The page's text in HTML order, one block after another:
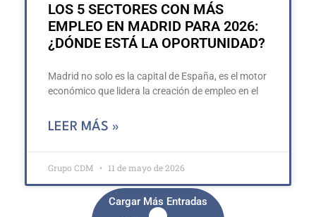
LOS 5 SECTORES CON MÁS
EMPLEO EN MADRID PARA 2026:
¿DÓNDE ESTÁ LA OPORTUNIDAD?
Madrid no solo es la capital de España, es el motor
económico que lidera la creación de empleo en el
LEER MÁS »
Grupo CDM 11 de mayo de 2026
Cargar Más Entradas